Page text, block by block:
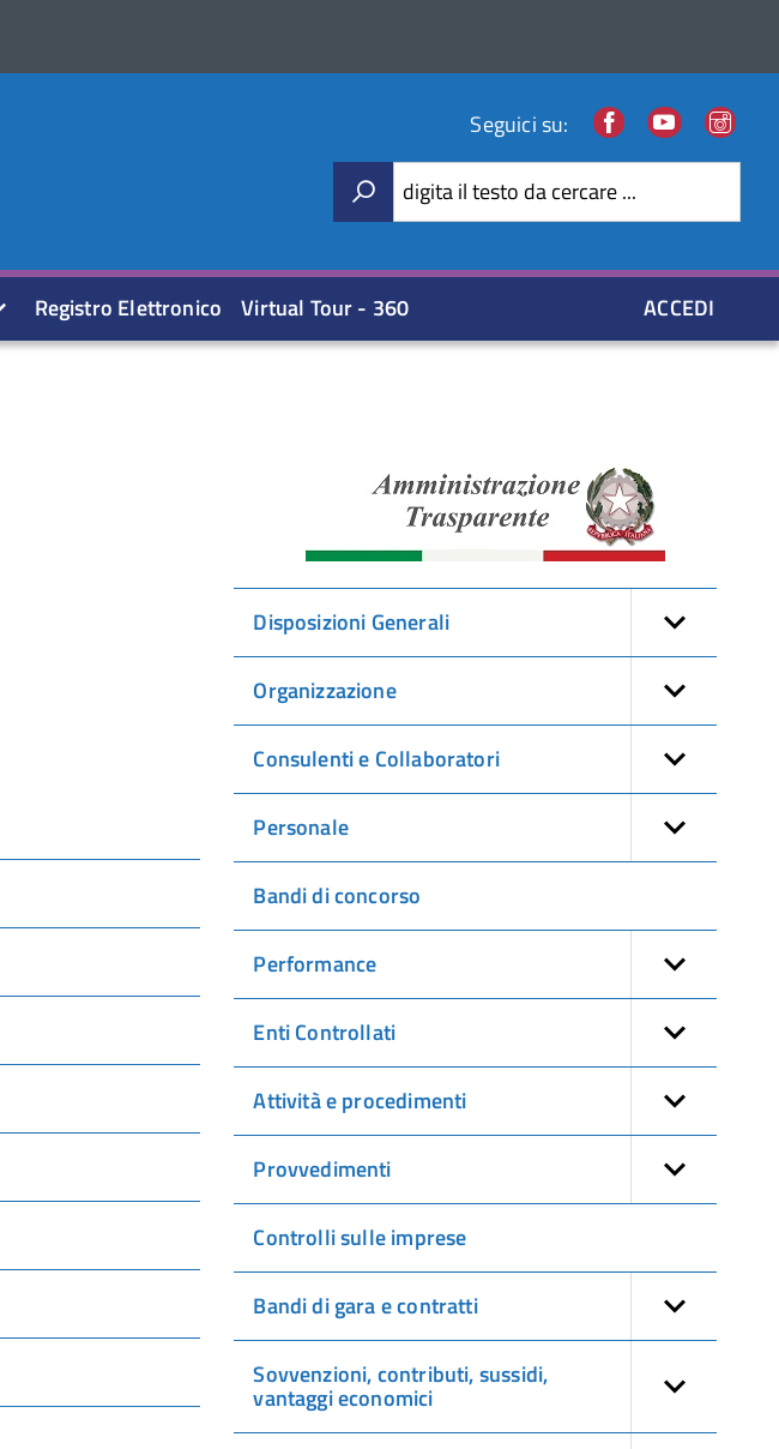
Seguici su: FacebookYoutube
digita il testo da cercare ...
ACCEDI
Registro Elettronico Virtual Tour - 360
Disposizioni Generali
Organizzazione
Consulenti e Collaboratori
Personale
Bandi di concorso
Performance
Enti Controllati
Attività e procedimenti
Provvedimenti
Controlli sulle imprese
Bandi di gara e contratti
Sovvenzioni, contributi, sussidi,
vantaggi economici